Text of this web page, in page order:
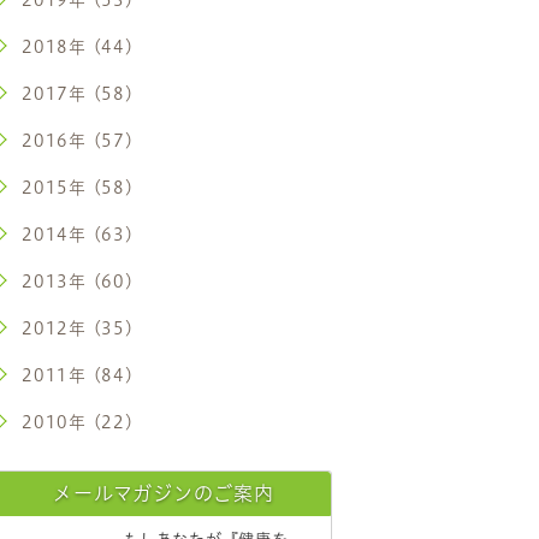
2018年 (44)
2017年 (58)
2016年 (57)
2015年 (58)
2014年 (63)
2013年 (60)
2012年 (35)
2011年 (84)
2010年 (22)
メールマガジンのご案内